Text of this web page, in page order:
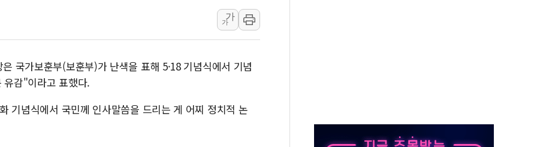
코스피·코스닥 오전 동반 하락…내린 종목이 두 배 넘어
'입추'인데 연일 찜통더위…김성환 기후부 장관 "예측범위 벗어나도 즉시대응"
"최대 2시간 앞서 침수 예측"…건설연, AI 위험기상 기술 개발
유니슨 "국내생산세액공제·인증제도 개선 수혜 기대"
[속보] 종합특검, '尹 관저 이전 감사 무마' 유병호 감사위원 구속 기소
가
가
국가보훈부(보훈부)가 난색을 표해 5·18 기념식에서 기념
감"이라고 표했다.
기념식에서 국민께 인사말씀을 드리는 게 어찌 정치적 논